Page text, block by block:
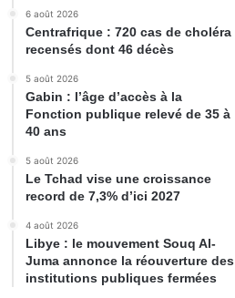
6 août 2026
Centrafrique : 720 cas de choléra
recensés dont 46 décès
5 août 2026
Gabin : l’âge d’accès à la
Fonction publique relevé de 35 à
40 ans
5 août 2026
Le Tchad vise une croissance
record de 7,3% d’ici 2027
4 août 2026
Libye : le mouvement Souq Al-
Juma annonce la réouverture des
institutions publiques fermées